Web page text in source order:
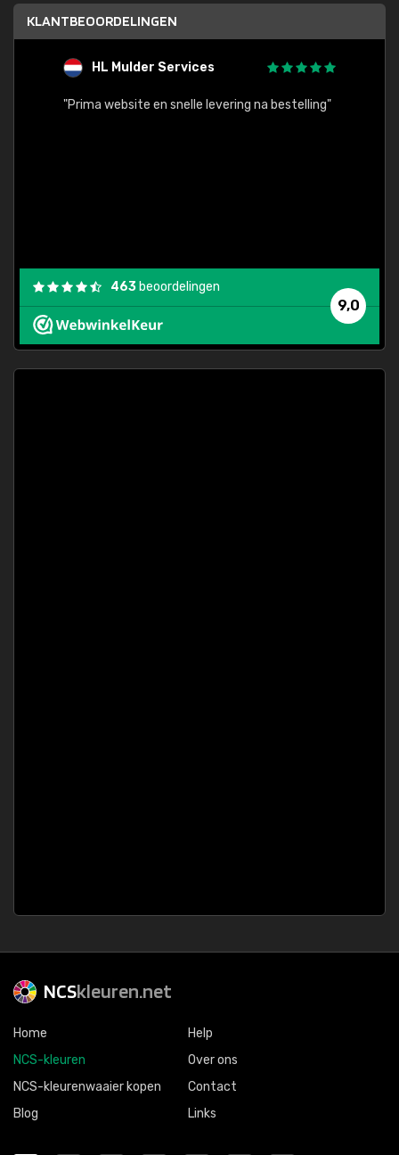
KLANTBEOORDELINGEN
HL Mulder Services
"Prima website en snelle levering na bestelling"
9,0
463 beoordelingen
NCSkleuren.net
Home
NCS-kleuren
NCS-kleurenwaaier kopen
Blog
Help
Over ons
Contact
Links